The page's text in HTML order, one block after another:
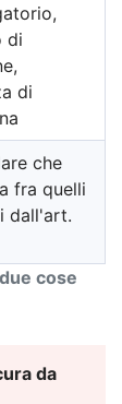
cose
di
di
che
fra quelli
dall'art.
da